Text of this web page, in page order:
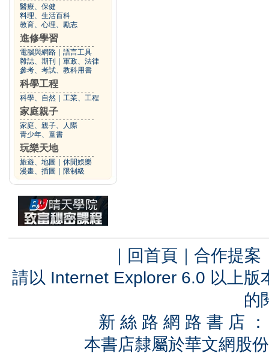
醫療、保健
料理、生活百科
教育、心理、勵志
進修學習
電腦與網路
語言工具
雜誌、期刊
軍政、法律
參考、考試、教科用書
科學工程
科學、自然 工業、工程
家庭親子
家庭、親子、人際
青少年、童書
玩樂天地
旅遊、地圖
休閒娛樂
漫畫、插圖
限制級
｜ 回首頁 ｜ 合作提案
請以 Internet Explorer 6.0 以上
的
新 絲 路 網 路 書 店
本書店隸屬於華文網股